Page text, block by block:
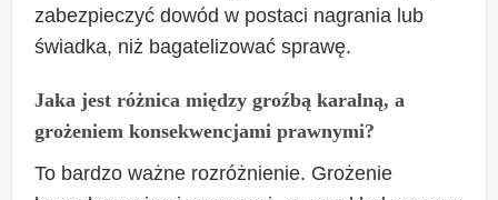
zabezpieczyć dowód w postaci nagrania lub
świadka, niż bagatelizować sprawę.
Jaka jest różnica między groźbą karalną, a
grożeniem konsekwencjami prawnymi?
To bardzo ważne rozróżnienie. Grożenie